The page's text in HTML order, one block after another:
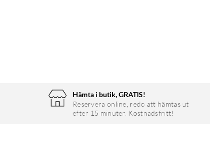
Hämta i butik, GRATIS!
Reservera online, redo att hämtas ut
efter 15 minuter. Kostnadsfritt!